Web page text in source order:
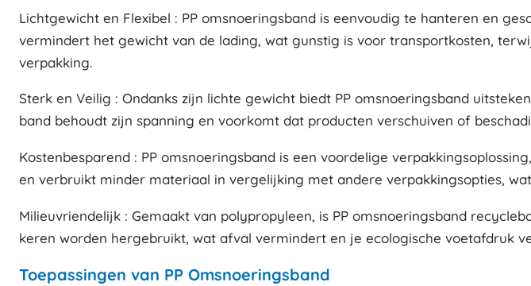
Lichtgewicht en Flexibel : PP omsnoeringsband is eenvoudig te hanteren en
vermindert het gewicht van de lading, wat gunstig is voor transportkosten,
verpakking.
Sterk en Veilig : Ondanks zijn lichte gewicht biedt PP omsnoeringsband
band behoudt zijn spanning en voorkomt dat producten verschuiven of
Kostenbesparend : PP omsnoeringsband is een voordelige
en verbruikt minder materiaal in vergelijking met andere verpakkingsopties,
Milieuvriendelijk : Gemaakt van polypropyleen, is PP omsnoeringsband
keren worden hergebruikt, wat afval vermindert en je ecologische voetafdruk
Toepassingen van PP Omsnoeringsband